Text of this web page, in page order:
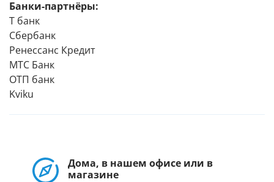
Банки-партнёры:
Т банк
Сбербанк
Ренессанс Кредит
МТС Банк
ОТП банк
Kviku
Дома, в нашем офисе или в
магазине